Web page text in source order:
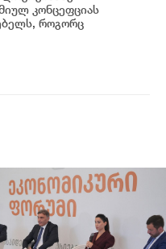
საფუძველი
კონცეფციას
როგორც